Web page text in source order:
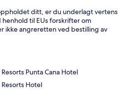
ditt, er du underlagt vertens
til EUs forskrifter om
ikke angreretten ved bestilling av
Punta Cana Hotel
Hotel